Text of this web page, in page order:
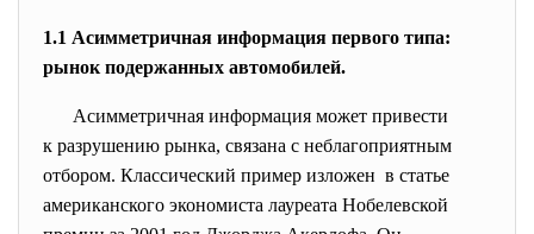
1.1 Асимметричная информация первого типа:
рынок подержанных автомобилей.
Асимметричная информация может привести
к разрушению рынка, связана с неблагоприятным
отбором. Классический пример изложен в статье
американского экономиста лауреата Нобелевской